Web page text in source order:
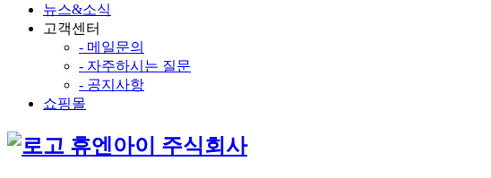
뉴스&소식
고객센터
- 메일문의
- 자주하시는 질문
- 공지사항
쇼핑몰
휴엔아이 주식회사